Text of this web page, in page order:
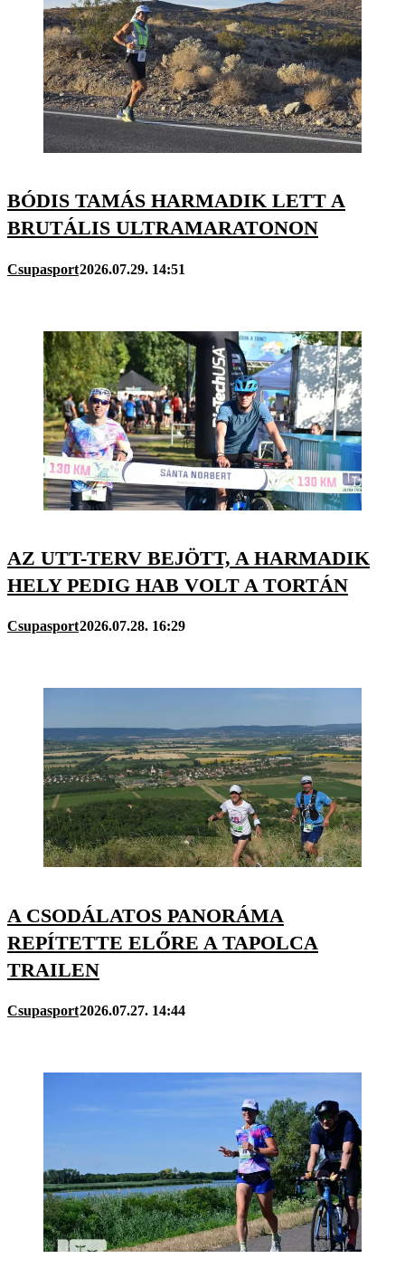
BÓDIS TAMÁS HARMADIK LETT A
BRUTÁLIS ULTRAMARATONON
Csupasport2026.07.29. 14:51
AZ UTT-TERV BEJÖTT, A HARMADIK
HELY PEDIG HAB VOLT A TORTÁN
Csupasport2026.07.28. 16:29
A CSODÁLATOS PANORÁMA
REPÍTETTE ELŐRE A TAPOLCA
TRAILEN
Csupasport2026.07.27. 14:44